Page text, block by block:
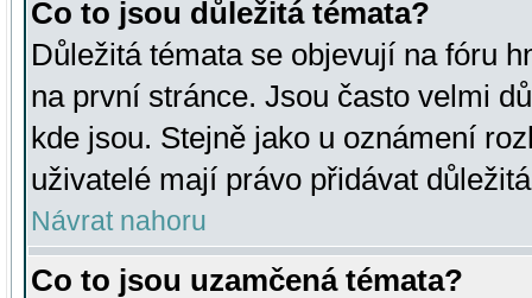
Co to jsou důležitá témata?
Důležitá témata se objevují na fóru
na první stránce. Jsou často velmi
kde jsou. Stejně jako u oznámení
uživatelé mají právo přidávat
Návrat nahoru
Co to jsou uzamčená témata?